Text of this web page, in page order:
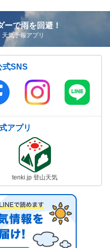
ーで雨を回避！
気予報アプリ
SNS
アプリ
tenki.jp 登山天気